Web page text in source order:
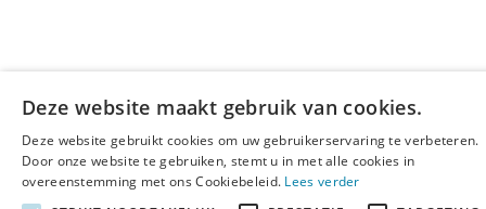
Deze website maakt gebruik van cookies.
Deze website gebruikt cookies om uw gebruikerservaring te verbeteren.
Door onze website te gebruiken, stemt u in met alle cookies in
overeenstemming met ons Cookiebeleid. Lees verder